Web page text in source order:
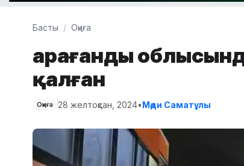
Басты Оқиға
Қарағанды
қалған
Оқиға 28 желтоқсан, 2024•Мәди Саматұлы